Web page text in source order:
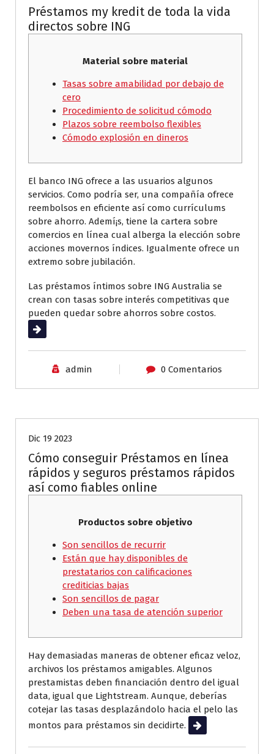
Préstamos my kredit de toda la vida
directos sobre ING
Material sobre material
Tasas sobre amabilidad por debajo de
cero
Procedimiento de solicitud cómodo
Plazos sobre reembolso flexibles
Cómodo explosión en dineros
El banco ING ofrece a las usuarios algunos
servicios. Como podrí­a ser, una compañía ofrece
reembolsos en eficiente así­ como currículums
sobre ahorro. Ademí¡s, tiene la cartera sobre
comercios en línea cual alberga la elección sobre
acciones movernos índices. Igualmente ofrece un
extremo sobre jubilación.
Las préstamos íntimos sobre ING Australia se
crean con tasas sobre interés competitivas que
pueden quedar sobre ahorros sobre costos.
Leer más
admin 0 Comentarios
Dic 19 2023
Cómo conseguir Préstamos en línea
rápidos y seguros préstamos rápidos
así­ como fiables online
Productos sobre objetivo
Son sencillos de recurrir
Están que hay disponibles de
prestatarios con calificaciones
crediticias bajas
Son sencillos de pagar
Deben una tasa de atención superior
Hay demasiadas maneras de obtener eficaz veloz,
archivos los préstamos amigables. Algunos
prestamistas deben financiación dentro del igual
data, igual que Lightstream. Aunque, deberías
cotejar las tasas desplazándolo hacia el pelo las
montos para préstamos sin decidirte.
Leer más